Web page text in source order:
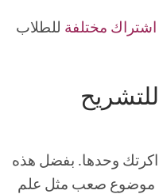
مختلفة للطلاب
وحدها. بفضل هذه
موضوع صعب مثل علم